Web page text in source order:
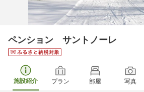
ペンション サントノーレ
施設紹介 プラン 部屋 写真